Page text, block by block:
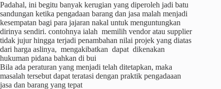
Padahal, ini begitu banyak kerugian yang diperoleh jadi batu
sandungan ketika pengadaan barang dan jasa malah menjadi
kesempatan bagi para jajaran nakal untuk menguntungkan
dirinya sendiri. contohnya ialah memilih vendor atau supplier
tidak jujur hingga terjadi penambahan nilai projek yang diatas
dari harga aslinya, mengakibatkan dapat dikenakan
hukuman pidana bahkan di bui
Bila ada peraturan yang menjadi telah ditetapkan, maka
masalah tersebut dapat teratasi dengan praktik pengadaaan
jasa dan barang yang tepat